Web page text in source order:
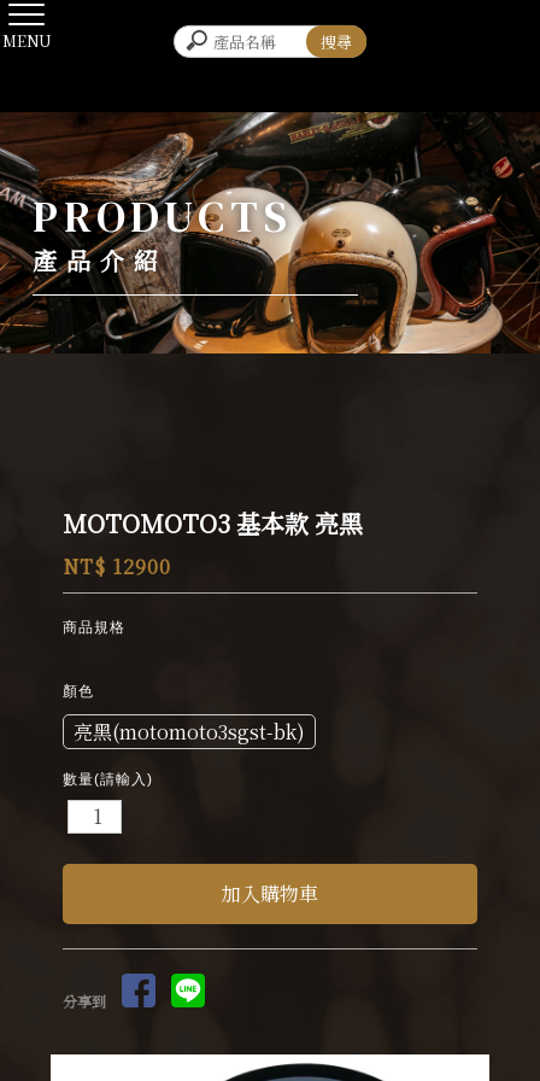
產品介紹
MOTOMOTO3 基本款 亮黑
NT$ 12900
商品規格
顏色
亮黑(motomoto3sgst-bk)
數量(請輸入)
分享到